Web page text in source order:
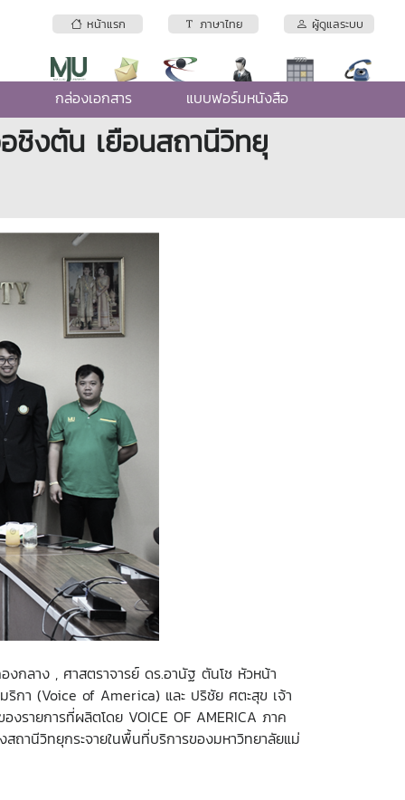
หน้าแรก ภาษาไทย ผู้ดูแลระบบ
กล่องเอกสาร แบบฟอร์มหนังสือ
ชิงตัน เยือนสถานีวิทยุ
กลาง , ศาสตราจารย์ ดร.อานัฐ ตันโช หัวหน้า
กา (Voice of America) และ ปริชัย ศตะสุข เจ้า
องรายการที่ผลิตโดย VOICE OF AMERICA ภาค
ถานีวิทยุกระจายในพื้นที่บริการของมหาวิทยาลัยแม่